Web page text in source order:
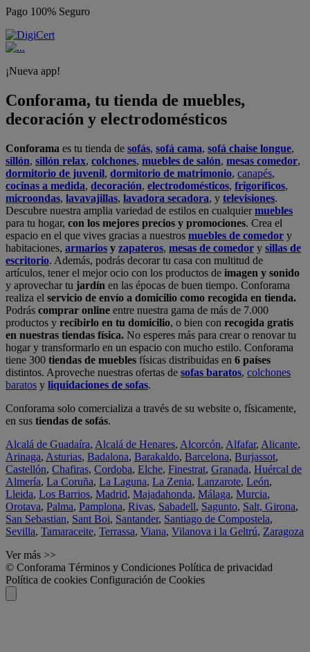
Pago 100% Seguro
¡Nueva app!
Conforama, tu tienda de muebles,
decoración y electrodomésticos
Conforama es tu tienda de sofás, sofá cama, sofá chaise longue,
sillón, sillón relax, colchones, muebles de salón, mesas comedor,
dormitorio de juvenil, dormitorio de matrimonio, canapés,
cocinas a medida, decoración, electrodomésticos, frigoríficos,
microondas, lavavajillas, lavadora secadora, y televisiones.
Descubre nuestra amplia variedad de estilos en cualquiermuebles
para tu hogar, con los mejores precios y promociones. Crea el
espacio en el que vives gracias a nuestros muebles de comedor y
habitaciones, armarios y zapateros, mesas de comedor y sillas de
escritorio. Además, podrás decorar tu casa con multitud de
artículos, tener el mejor ocio con los productos de imagen y sonido
y aprovechar tu jardín en las épocas de buen tiempo. Conforama
realiza el servicio de envío a domicilio como recogida en tienda.
Podrás comprar online entre nuestra gama de más de 7.000
productos y recibirlo en tu domicilio, o bien con recogida gratis
en nuestras tiendas física. No esperes más para crear o renovar tu
hogar y transformarlo en un espacio con mucho estilo. Conforama
tiene 300 tiendas de muebles físicas distribuidas en 6 países
distintos. Aproveche nuestras ofertas de sofas baratos, colchones
baratos y liquidaciones de sofas.
Conforama solo comercializa a través de su website o, físicamente,
en sus tiendas de sofás.
Alcalá de Guadaíra, Alcalá de Henares, Alcorcón, Alfafar, Alicante,
Arinaga, Asturias, Badalona, Barakaldo, Barcelona, Burjassot,
Castellón, Chafiras, Cordoba, Elche, Finestrat, Granada, Huércal de
Almería, La Coruña, La Laguna, La Zenia, Lanzarote, León,
Lleida, Los Barrios, Madrid, Majadahonda, Málaga, Murcia,
Orotava, Palma, Pamplona, Rivas, Sabadell, Sagunto, Salt, Girona,
San Sebastian, Sant Boi, Santander, Santiago de Compostela,
Sevilla, Tamaraceite, Terrassa, Viana, Vilanova i la Geltrú, Zaragoza
Ver más >>
© Conforama Términos y Condiciones Política de privacidad
Política de cookies Configuración de Cookies